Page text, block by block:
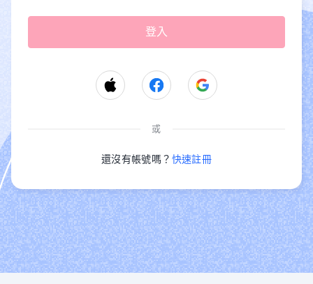
或
還沒有帳號嗎？ 快速註冊